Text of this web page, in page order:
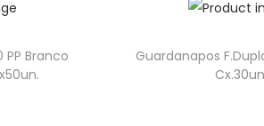
Branco
Guardanapos